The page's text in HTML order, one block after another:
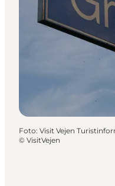
Foto: Visit Vejen
© VisitVejen